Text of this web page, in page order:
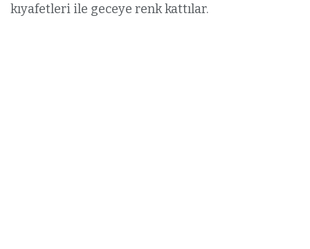
kıyafetleri ile geceye renk kattılar.